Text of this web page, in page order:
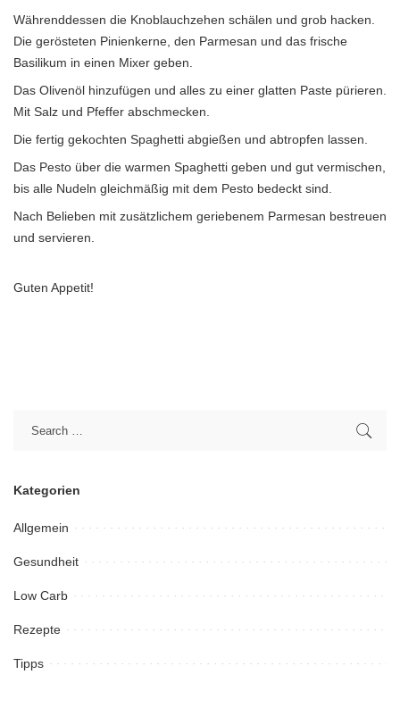
Währenddessen die Knoblauchzehen schälen und grob hacken.
Die gerösteten Pinienkerne, den Parmesan und das frische
Basilikum in einen Mixer geben.
Das Olivenöl hinzufügen und alles zu einer glatten Paste pürieren.
Mit Salz und Pfeffer abschmecken.
Die fertig gekochten Spaghetti abgießen und abtropfen lassen.
Das Pesto über die warmen Spaghetti geben und gut vermischen,
bis alle Nudeln gleichmäßig mit dem Pesto bedeckt sind.
Nach Belieben mit zusätzlichem geriebenem Parmesan bestreuen
und servieren.
Guten Appetit!
Kategorien
Allgemein
Gesundheit
Low Carb
Rezepte
Tipps